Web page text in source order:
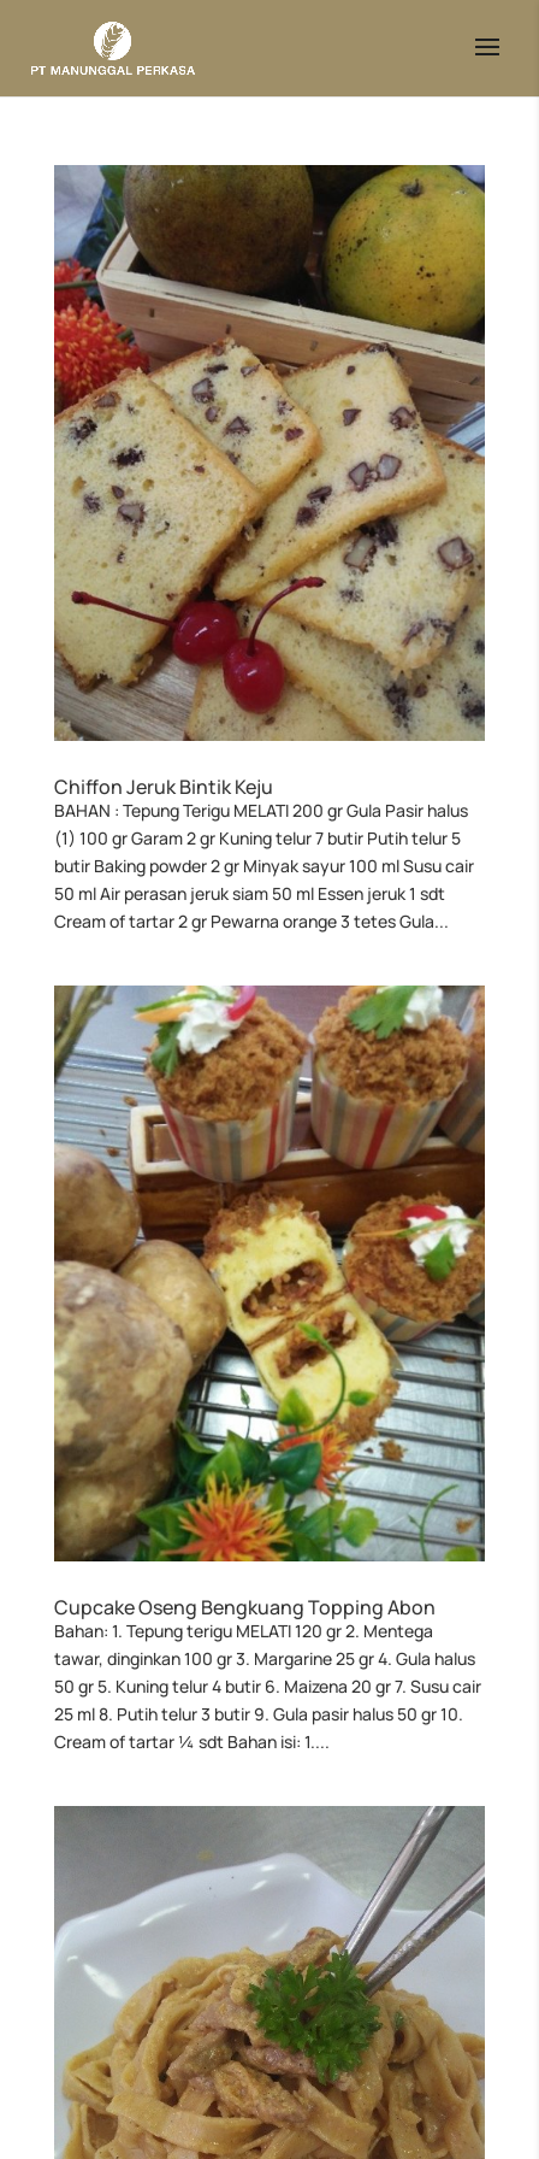
Chiffon Jeruk Bintik Keju
BAHAN : Tepung Terigu MELATI 200 gr Gula Pasir halus
(1) 100 gr Garam 2 gr Kuning telur 7 butir Putih telur 5
butir Baking powder 2 gr Minyak sayur 100 ml Susu cair
50 ml Air perasan jeruk siam 50 ml Essen jeruk 1 sdt
Cream of tartar 2 gr Pewarna orange 3 tetes Gula...
Cupcake Oseng Bengkuang Topping Abon
Bahan: 1. Tepung terigu MELATI 120 gr 2. Mentega
tawar, dinginkan 100 gr 3. Margarine 25 gr 4. Gula halus
50 gr 5. Kuning telur 4 butir 6. Maizena 20 gr 7. Susu cair
25 ml 8. Putih telur 3 butir 9. Gula pasir halus 50 gr 10.
Cream of tartar ¼ sdt Bahan isi: 1....